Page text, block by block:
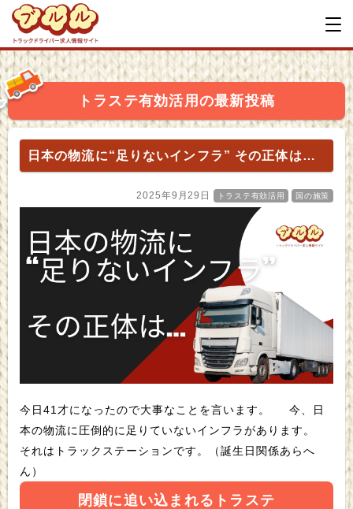
トラステ有効活用の最新投稿
日本の物流に“足りないインフラ” その正体は…
2025年9月29日 トラステ有効活用 国の施策
今日41才になったので大事なことを言います。 今、日
本の物流に圧倒的に足りていないインフラがあります。
それはトラックステーションです。（誕生日関係あらへ
閉鎖に追い込まれるトラステ